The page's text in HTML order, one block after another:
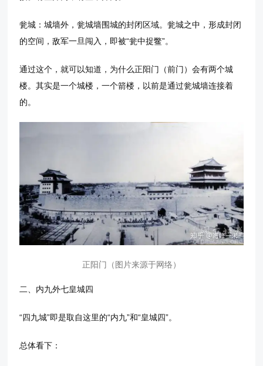
瓮城：城墙外，瓮城墙围城的封闭区域。瓮城之中，形成封闭
的空间，敌军一旦闯入，即被“瓮中捉鳖”。
通过这个，就可以知道，为什么正阳门（前门）会有两个城
楼。其实是一个城楼，一个箭楼，以前是通过瓮城墙连接着
的。
正阳门（图片来源于网络）
二、内九外七皇城四
“四九城”即是取自这里的“内九”和“皇城四”。
总体看下：